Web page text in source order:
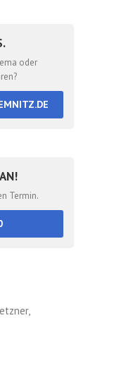
oder
Termin.